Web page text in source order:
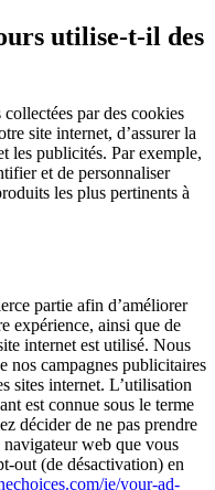
utilise-t-il des
par des cookies
site internet, d’assurer la
les publicités. Par exemple,
et de personnaliser
les plus pertinents à
partie afin d’améliorer
expérience, ainsi que de
internet est utilisé. Nous
nos campagnes publicitaires
sites internet. L’utilisation
est connue sous le terme
décider de ne pas prendre
web que vous
out (de désactivation) en
ie/your-ad-